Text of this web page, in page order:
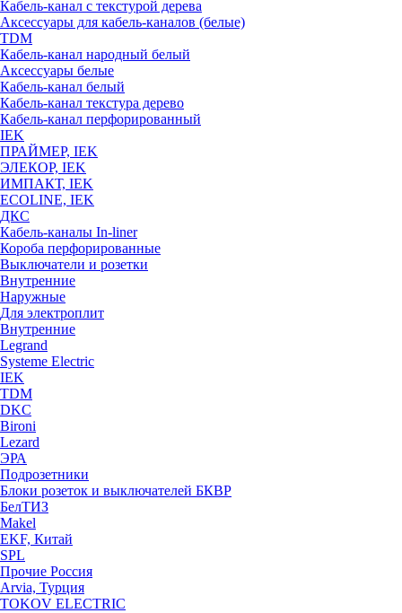
Кабель-канал с текстурой дерева
Аксессуары для кабель-каналов (белые)
TDM
Кабель-канал народный белый
Аксессуары белые
Кабель-канал белый
Кабель-канал текстура дерево
Кабель-канал перфорированный
IEK
ПРАЙМЕР, IEK
ЭЛЕКОР, IEK
ИМПАКТ, IEK
ECOLINE, IEK
ДКС
Кабель-каналы In-liner
Короба перфорированные
Выключатели и розетки
Внутренние
Наружные
Для электроплит
Внутренние
Legrand
Systeme Electric
IEK
TDM
DKC
Bironi
Lezard
ЭРА
Подрозетники
Блоки розеток и выключателей БКВР
БелТИЗ
Makel
EKF, Китай
SPL
Прочие Россия
Arvia, Турция
TOKOV ELECTRIC